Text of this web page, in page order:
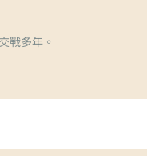
戰多年。